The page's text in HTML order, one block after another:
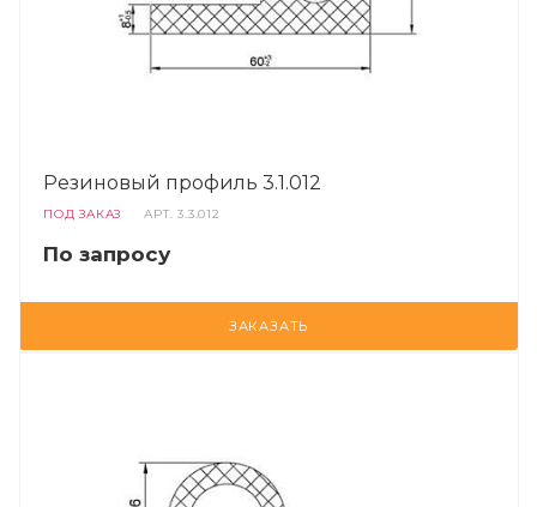
Резиновый профиль 3.1.012
ПОД ЗАКАЗ АРТ.3.3.012
По запросу
ЗАКАЗАТЬ